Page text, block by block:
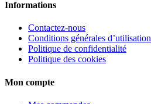
Informations
Contactez-nous
Conditions générales d’utilisation
Politique de confidentialité
Politique des cookies
Mon compte